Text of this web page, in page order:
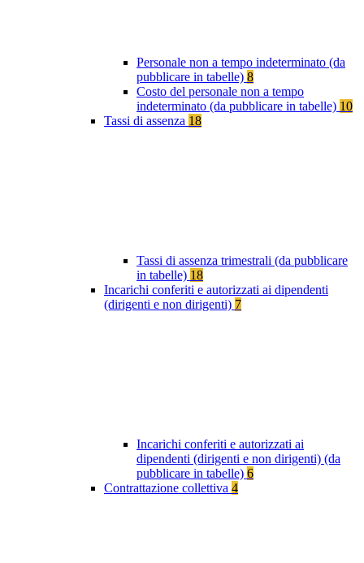
Personale non a tempo indeterminato (da
pubblicare in tabelle) 8
Costo del personale non a tempo
indeterminato (da pubblicare in tabelle) 10
Tassi di assenza 18
Tassi di assenza trimestrali (da pubblicare
in tabelle) 18
Incarichi conferiti e autorizzati ai dipendenti
(dirigenti e non dirigenti) 7
Incarichi conferiti e autorizzati ai
dipendenti (dirigenti e non dirigenti) (da
pubblicare in tabelle) 6
Contrattazione collettiva 4